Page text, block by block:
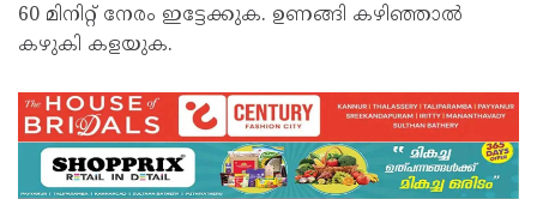
60 മിനിറ്റ് നേരം ഇട്ടേക്കുക. ഉണങ്ങി കഴിഞ്ഞാൽ
കഴുകി കളയുക.